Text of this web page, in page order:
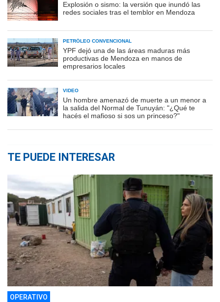
Explosión o sismo: la versión que inundó las
redes sociales tras el temblor en Mendoza
PETRÓLEO CONVENCIONAL
YPF dejó una de las áreas maduras más
productivas de Mendoza en manos de
empresarios locales
VIDEO
Un hombre amenazó de muerte a un menor a
la salida del Normal de Tunuyán: "¿Qué te
hacés el mafioso si sos un princeso?"
TE PUEDE INTERESAR
OPERATIVO